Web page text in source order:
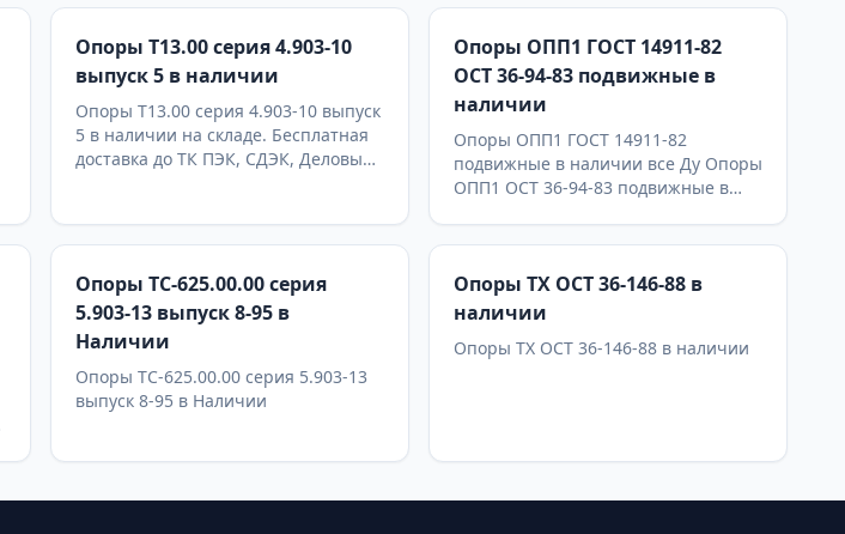
Опоры Т13.00 серия 4.903-10
выпуск 5 в наличии
Опоры Т13.00 серия 4.903-10 выпуск
5 в наличии на складе. Бесплатная
доставка до ТК ПЭК, СДЭК, Деловые
Опоры ОПП1 ГОСТ 14911-82
ОСТ 36-94-83 подвижные в
наличии
Опоры ОПП1 ГОСТ 14911-82
подвижные в наличии все Ду Опоры
ОПП1 ОСТ 36-94-83 подвижные в
используемые материалы и
предоставляется Гарантия 24
ПЭК, СДЭК, Деловые Линии. Главное
Опоры ТС-625.00.00 серия
5.903-13 выпуск 8-95 в
Наличии
Опоры ТС-625.00.00 серия 5.903-13
выпуск 8-95 в Наличии
Опоры ТХ ОСТ 36-146-88 в
наличии
Опоры ТХ ОСТ 36-146-88 в наличии